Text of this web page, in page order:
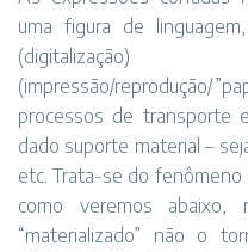
uma figura de
(digitalização)
(impressão/reprodução/
processos de transporte
dado suporte material –
etc. Trata-se do fenômeno
como veremos abaixo,
“materializado” não o